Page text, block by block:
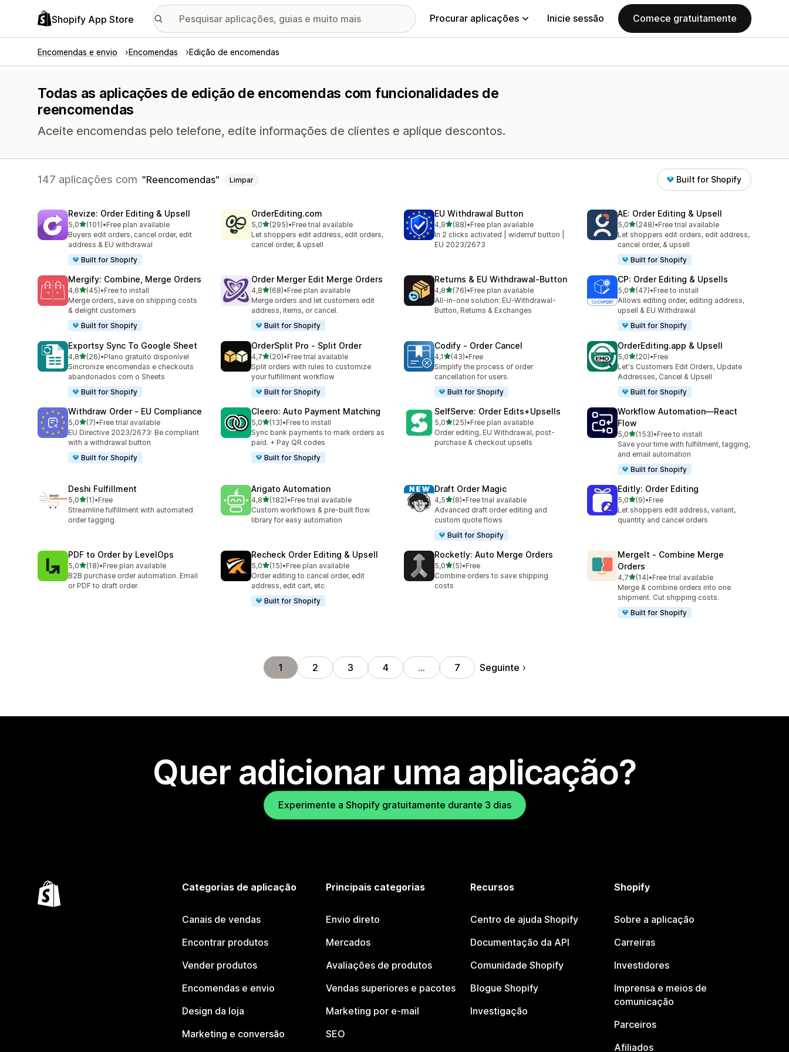
Shopify App Store Procurar aplicações Inicie sessão Comece gratuitamente
Encomendas e envio Encomendas Edição de encomendas
Todas as aplicações de edição de encomendas com funcionalidades de
reencomendas
Aceite encomendas pelo telefone, edite informações de clientes e aplique descontos.
147 aplicações com Reencomendas Limpar Built for Shopify
Revize: Order Editing & Upsell
5,0de 5 estrelas
(101)
101 total de avaliações
•Free plan available
Buyers edit orders, cancel order, edit
address & EU withdrawal
Built for Shopify
OrderEditing.com
5,0de 5 estrelas
(295)
295 total de avaliações
•Free trial available
Let shoppers edit address, edit orders,
cancel order, & upsell
EU Withdrawal Button
4,9de 5 estrelas
(88)
88 total de avaliações
•Free plan available
In 2 clicks activated | widerruf button |
EU 2023/2673
AE: Order Editing & Upsell
5,0de 5 estrelas
(248)
248 total de avaliações
•Free trial available
Let shoppers edit orders, edit address,
cancel order, & upsell
Built for Shopify
Mergify: Combine, Merge Orders
4,6de 5 estrelas
(45)
45 total de avaliações
•Free to install
Merge orders, save on shipping costs
& delight customers
Built for Shopify
Order Merger Edit Merge Orders
4,8de 5 estrelas
(68)
68 total de avaliações
•Free plan available
Merge orders and let customers edit
address, items, or cancel.
Built for Shopify
Returns & EU Withdrawal‑Button
4,8de 5 estrelas
(76)
76 total de avaliações
•Free plan available
All-in-one solution: EU-Withdrawal-
Button, Returns & Exchanges
CP: Order Editing & Upsells
5,0de 5 estrelas
(47)
47 total de avaliações
•Free to install
Allows editing order, editing address,
upsell & EU Withdrawal
Built for Shopify
Exportsy Sync To Google Sheet
4,8de 5 estrelas
(26)
26 total de avaliações
•Plano gratuito disponível
Sincronize encomendas e checkouts
abandonados com o Sheets
Built for Shopify
OrderSplit Pro ‑ Split Order
4,7de 5 estrelas
(20)
20 total de avaliações
•Free trial available
Split orders with rules to customize
your fulfillment workflow
Built for Shopify
Codify ‑ Order Cancel
4,1de 5 estrelas
(43)
43 total de avaliações
•Free
Simplify the process of order
cancellation for users.
Built for Shopify
OrderEditing.app & Upsell
5,0de 5 estrelas
(20)
20 total de avaliações
•Free
Let's Customers Edit Orders, Update
Addresses, Cancel & Upsell
Built for Shopify
Withdraw Order ‑ EU Compliance
5,0de 5 estrelas
(7)
7 total de avaliações
•Free trial available
EU Directive 2023/2673: Be compliant
with a withdrawal button
Built for Shopify
Cleero: Auto Payment Matching
5,0de 5 estrelas
(13)
13 total de avaliações
•Free to install
Sync bank payments to mark orders as
paid. + Pay QR codes
Built for Shopify
SelfServe: Order Edits+Upsells
5,0de 5 estrelas
(25)
25 total de avaliações
•Free plan available
Order editing, EU Withdrawal, post-
purchase & checkout upsells
Workflow Automation—React
Flow
5,0de 5 estrelas
(153)
153 total de avaliações
•Free to install
Save your time with fulfillment, tagging,
and email automation
Built for Shopify
Deshi Fulfillment
5,0de 5 estrelas
(1)
1 total de avaliações
•Free
Streamline fulfillment with automated
order tagging.
Arigato Automation
4,8de 5 estrelas
(182)
182 total de avaliações
•Free trial available
Custom workflows & pre-built flow
library for easy automation
Draft Order Magic
4,5de 5 estrelas
(8)
8 total de avaliações
•Free trial available
Advanced draft order editing and
custom quote flows
Built for Shopify
Editly: Order Editing
5,0de 5 estrelas
(9)
9 total de avaliações
•Free
Let shoppers edit address, variant,
quantity and cancel orders
PDF to Order by LevelOps
5,0de 5 estrelas
(18)
18 total de avaliações
•Free plan available
B2B purchase order automation. Email
or PDF to draft order.
Recheck Order Editing & Upsell
5,0de 5 estrelas
(15)
15 total de avaliações
•Free plan available
Order editing to cancel order, edit
address, edit cart, etc
Built for Shopify
Rocketly: Auto Merge Orders
5,0de 5 estrelas
(5)
5 total de avaliações
•Free
Combine orders to save shipping
costs
MergeIt ‑ Combine Merge
Orders
4,7de 5 estrelas
(14)
14 total de avaliações
•Free trial available
Merge & combine orders into one
shipment. Cut shipping costs.
Built for Shopify
1 2 3 4 … 7 Seguinte
Quer adicionar uma aplicação?
Experimente a Shopify gratuitamente durante 3 dias
Categorias de aplicação
Canais de vendas
Encontrar produtos
Vender produtos
Encomendas e envio
Design da loja
Marketing e conversão
Principais categorias
Envio direto
Mercados
Avaliações de produtos
Vendas superiores e pacotes
Marketing por e-mail
SEO
Recursos
Centro de ajuda Shopify
Documentação da API
Comunidade Shopify
Blogue Shopify
Investigação
Shopify
Sobre a aplicação
Carreiras
Investidores
Imprensa e meios de
comunicação
Parceiros
Afiliados